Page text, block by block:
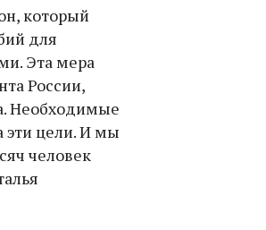
который
для
Эта мера
России,
Необходимые
эти цели. И мы
человек
18:30 10 сентября 2025
Владимир Якушев сопровождает грузы
для бойцов СВО с самого начала
спецоперации.